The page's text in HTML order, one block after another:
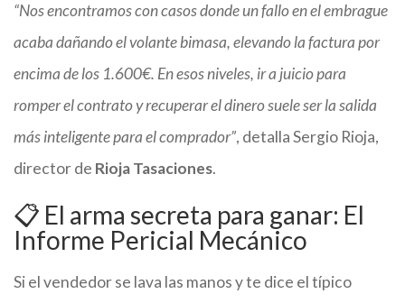
“Nos encontramos con casos donde un fallo en el embrague
acaba dañando el volante bimasa, elevando la factura por
encima de los 1.600€. En esos niveles, ir a juicio para
romper el contrato y recuperar el dinero suele ser la salida
más inteligente para el comprador”, detalla Sergio Rioja,
director de Rioja Tasaciones.
📋 El arma secreta para ganar: El
Informe Pericial Mecánico
Si el vendedor se lava las manos y te dice el típico